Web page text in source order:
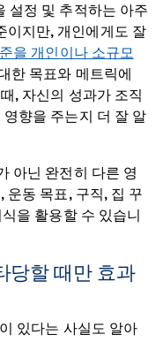
설정 및 추적하는 아주
이지만, 개인에게도 잘
을 개인이나 소규모
한 목표와 메트릭에
, 자신의 성과가 조직
향을 주는지 더 잘 알
아닌 완전히 다른 영
운동 목표, 구직, 집 꾸
을 활용할 수 있습니
당할 때만 효과
있다는 사실도 알아